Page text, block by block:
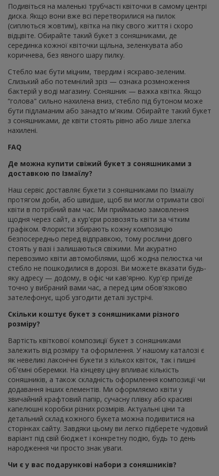
Подивіться на маленькі трубчасті квіточки в самому центрі
диска. Якщо вони вже всі перетворилися на пилок
(сиплються жовтим), квітка на піку свого життя і скоро
відцвіте. Обирайте такий букет з соняшниками, де
серединка кожної квіточки щільна, зеленкувата або
коричнева, без явного шару пилку.
Стебло має бути міцним, твердим і яскраво-зеленим.
Слизький або потемнілий зріз — ознака розмноження
бактерій у воді магазину. Соняшник — важка квітка. Якщо
“голова" сильно нахилена вниз, стебло під бутоном може
бути підламаним або занадто м'яким. Обирайте такий букет
з соняшниками, де квіти стоять рівно або лише злегка
нахилені.
FAQ
Де можна купити свіжий букет з соняшниками з
доставкою по Ізмаїлу?
Наш сервіс доставляє букети з соняшниками по Ізмаїлу
протягом доби, або швидше, щоб ви могли отримати свої
квіти в потрібний вам час. Ми приймаємо замовлення
щодня через сайт, а кур'єри розвозять квіти за чітким
графіком. Флористи збирають кожну композицію
безпосередньо перед відправкою, тому рослини довго
стоять у вазі і залишаються свіжими. Ми акуратно
перевозимо квіти автомобілями, щоб жодна пелюстка чи
стебло не пошкодилися в дорозі. Ви можете вказати будь-
яку адресу — додому, в офіс чи кав'ярню. Кур'єр приїде
точно у вибраний вами час, а перед цим обов'язково
зателефонує, щоб узгодити деталі зустрічі.
Скільки коштує букет з соняшниками різного
розміру?
Вартість квіткової композиції букет з соняшниками
залежить від розміру та оформлення. У нашому каталозі є
як невеликі лаконічні букети з кількох квіток, так і пишні
об'ємні оберемки. На кінцеву ціну впливає кількість
соняшників, а також складність оформлення композиції чи
додавання інших елементів. Ми оформляємо квіти у
звичайний крафтовий папір, сучасну плівку або красиві
капелюшні коробки різних розмірів. Актуальні ціни та
детальний склад кожного букета можна подивитися на
сторінках сайту. Завдяки цьому ви легко підберете чудовий
варіант під свій бюджет і конкретну подію, будь то день
народження чи просто знак уваги.
Чи є у вас подарункові набори з соняшників?